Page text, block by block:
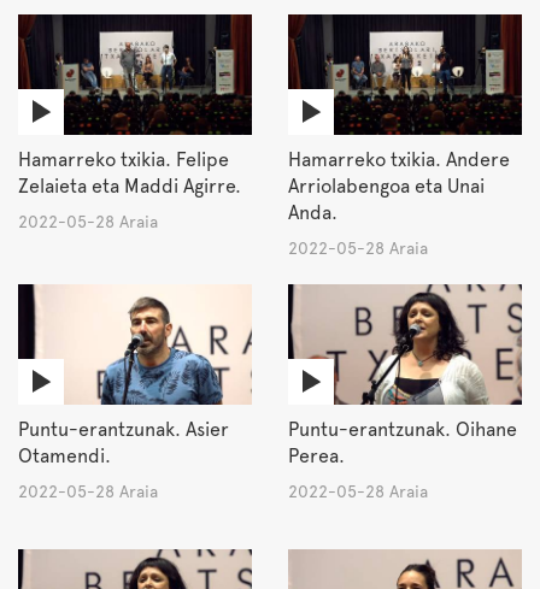
Hamarreko txikia. Felipe
Zelaieta eta Maddi Agirre.
2022-05-28 Araia
Hamarreko txikia. Andere
Arriolabengoa eta Unai
Anda.
2022-05-28 Araia
Puntu-erantzunak. Asier
Otamendi.
2022-05-28 Araia
Puntu-erantzunak. Oihane
Perea.
2022-05-28 Araia